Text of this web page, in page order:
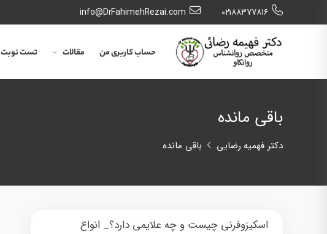
٠٢١٨٨٣٧٧٨١٦ info@DrFahimehRezai.com
حساب کاربری من مقالات تست نوبت
باقی مانده
دکتر فهمیه رضایی باقی مانده
اسکیزوفرنی چیست و چه علایمی دارد؟_ انواع